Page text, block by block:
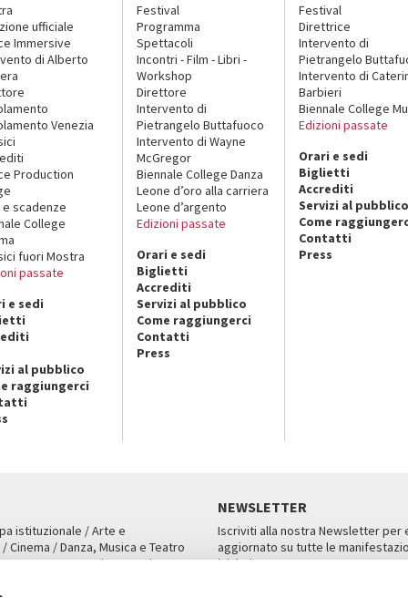
ufficiale
Immersive
di Alberto
Venezia
Production
e scadenze
College
fuori Mostra
passate
e sedi
al pubblico
raggiungerci
Festival
Programma
Spettacoli
Incontri - Film - Libri -
Workshop
Direttore
Intervento di
Pietrangelo Buttafuoco
Intervento di Wayne
McGregor
Biennale College Danza
Leone d’oro alla carriera
Leone d’argento
Edizioni passate
Orari e sedi
Biglietti
Accrediti
Servizi al pubblico
Come raggiungerci
Contatti
Press
Festival
Direttrice
Intervento di
Pietrangelo
Intervento di
Barbieri
Biennale College
Edizioni passate
Orari e sedi
Biglietti
Accrediti
Servizi al pubblico
Come
Contatti
Press
istituzionale / Arte e
Cinema / Danza, Musica e Teatro
San Marco 1364/A, Venezia
NEWSLETTER
Iscriviti alla nostra Newsletter per
aggiornato su tutte le
iniziative.